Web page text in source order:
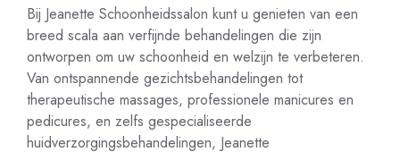
Bij Jeanette Schoonheidssalon kunt u genieten van een
breed scala aan verfijnde behandelingen die zijn
ontworpen om uw schoonheid en welzijn te verbeteren.
Van ontspannende gezichtsbehandelingen tot
therapeutische massages, professionele manicures en
pedicures, en zelfs gespecialiseerde
huidverzorgingsbehandelingen, Jeanette